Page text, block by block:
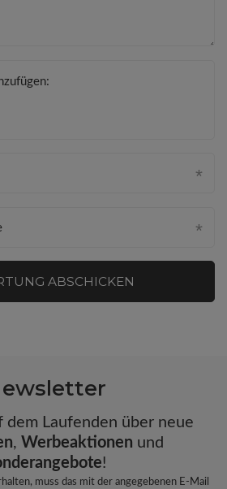
ABSCHICKEN
dem Laufenden über neue
, Werbeaktionen und
!
muss das mit der angegebenen E-Mail